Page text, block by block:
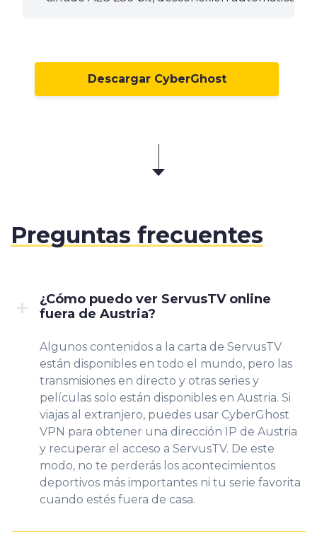
Descargar CyberGhost
Preguntas frecuentes
¿Cómo puedo ver ServusTV online
fuera de Austria?
Algunos contenidos a la carta de ServusTV
están disponibles en todo el mundo, pero las
transmisiones en directo y otras series y
películas solo están disponibles en Austria. Si
viajas al extranjero, puedes usar CyberGhost
VPN para obtener una dirección IP de Austria
y recuperar el acceso a ServusTV. De este
modo, no te perderás los acontecimientos
deportivos más importantes ni tu serie favorita
cuando estés fuera de casa.